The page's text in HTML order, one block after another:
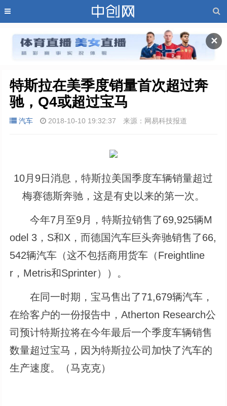
✕
特斯拉在美季度销量首次超过奔
驰，Q4或超过宝马
汽车 2018-10-10 19:32:37 来源：网易科技报道
10月9日消息，特斯拉美国季度车辆销量超过
梅赛德斯奔驰，这是有史以来的第一次。
今年7月至9月，特斯拉销售了69,925辆M
odel 3，S和X，而德国汽车巨头奔驰销售了66,
542辆汽车（这不包括商用货车（Freightline
r，Metris和Sprinter））。
在同一时期，宝马售出了71,679辆汽车，
在给客户的一份报告中，Atherton Research公
司预计特斯拉将在今年最后一个季度车辆销售
数量超过宝马，因为特斯拉公司加快了汽车的
生产速度。（马克克）